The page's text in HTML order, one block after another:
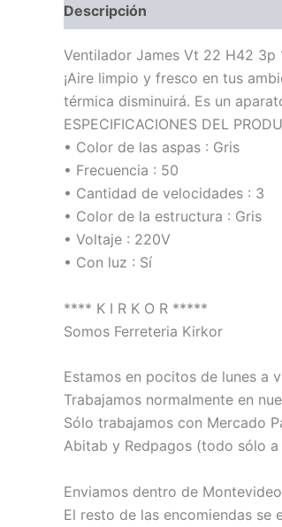
Descripción
Ventilador James Vt 22 H42 3p
¡Aire limpio y fresco en tus
térmica disminuirá. Es un
ESPECIFICACIONES DEL
• Color de las aspas : Gris
• Frecuencia : 50
• Cantidad de velocidades : 3
• Color de la estructura : Gris
• Voltaje : 220V
• Con luz : Sí
**** K I R K O R *****
Somos Ferreteria Kirkor
Estamos en pocitos de lunes a
Trabajamos normalmente en
Sólo trabajamos con Mercado
Abitab y Redpagos (todo sólo
Enviamos dentro de
El resto de las encomiendas se